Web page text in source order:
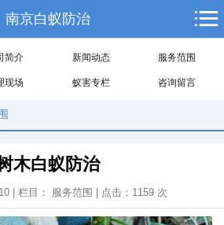
南京白蚁防治
简介 新闻动态 服务范围
现场 蚁害专栏 咨询留言
木白蚁防治
| 栏目： 服务范围 | 点击： 1159 次